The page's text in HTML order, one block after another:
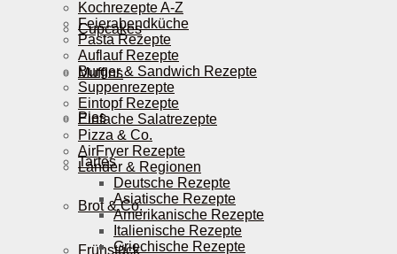
Cupcakes
Muffins
Pies
Tartes
Brot & Co.
Frühstück
Kochrezepte A-Z
Feierabendküche
Pasta Rezepte
Auflauf Rezepte
Burger & Sandwich Rezepte
Suppenrezepte
Eintopf Rezepte
Einfache Salatrezepte
Pizza & Co.
AirFryer Rezepte
Länder & Regionen
Deutsche Rezepte
Asiatische Rezepte
Amerikanische Rezepte
Italienische Rezepte
Griechische Rezepte